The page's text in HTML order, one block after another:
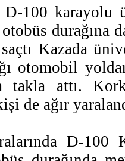
100 karayolu
durağına
Kazada
otomobil
takla attı.
de ağır
D-